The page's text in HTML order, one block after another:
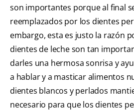
son importantes porque al final
reemplazados por los dientes
embargo, esta es justo la razón
dientes de leche son tan
darles una hermosa sonrisa y
a hablar y a masticar alimentos
dientes blancos y perlados
necesario para que los dientes